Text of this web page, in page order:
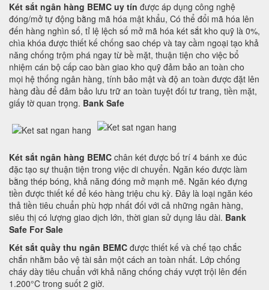
Két sắt ngân hàng BEMC uy tín được áp dụng công nghệ
đóng/mở tự động bằng mã hóa mật khẩu, Có thể đổi mã hóa lên
đến hàng nghìn số, tỉ lệ lệch số mở mã hóa két sắt kho quỹ là 0%,
chìa khóa được thiết kế chống sao chép và tay cầm ngoại tạo khả
năng chống trộm phá ngay từ bề mặt, thuận tiện cho việc bổ
nhiệm cán bộ cấp cao bàn giao kho quỹ đảm bảo an toàn cho
mọi hệ thống ngân hàng, tính bảo mật và độ an toàn được đặt lên
hàng đầu để đảm bảo lưu trữ an toàn tuyệt đối tư trang, tiền mặt,
giấy tờ quan trọng. Bank Safe
Két sắt ngân hàng BEMC chân két được bố trí 4 bánh xe đúc
đặc tạo sự thuận tiện trong việc di chuyển. Ngăn kéo được làm
bằng thép bóng, khả năng đóng mở mạnh mẽ. Ngăn kéo đựng
tiền được thiết kế để kéo hàng triệu chu kỳ. Đây là loại ngăn kéo
thả tiền tiêu chuẩn phù hợp nhất đối với cả những ngân hàng,
siêu thị có lượng giao dịch lớn, thời gian sử dụng lâu dài. Bank
Safe For Sale
Két sắt quầy thu ngân BEMC được thiết kế và chế tạo chắc
chắn nhằm bảo vệ tài sản một cách an toàn nhất. Lớp chống
cháy dày tiêu chuẩn với khả năng chống cháy vượt trội lên đến
1.200°C trong suốt 2 giờ.